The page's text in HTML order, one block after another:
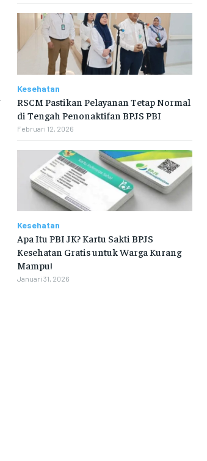
Kesehatan
RSCM Pastikan Pelayanan Tetap Normal
di Tengah Penonaktifan BPJS PBI
Februari 12, 2026
Kesehatan
Apa Itu PBI JK? Kartu Sakti BPJS
Kesehatan Gratis untuk Warga Kurang
Mampu!
Januari 31, 2026